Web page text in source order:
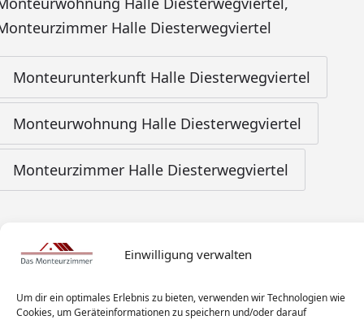
Einwilligung verwalten
Um dir ein optimales Erlebnis zu bieten, verwenden wir Technologien wie
Cookies, um Geräteinformationen zu speichern und/oder darauf
Halle Diesterwegviertel
Monteurunterkunft Halle Diesterwegviertel
Monteurwohnung Halle Diesterwegviertel
Monteurzimmer Halle Diesterwegviertel